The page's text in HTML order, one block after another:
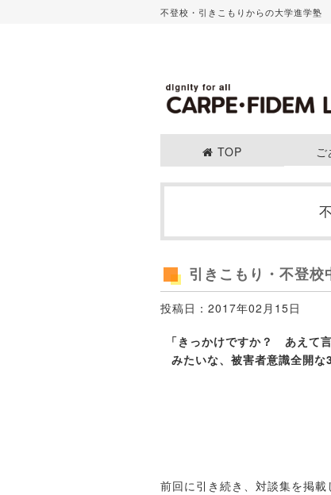
不登校・引きこもりからの大学進学塾
TOP ご
引きこもり・不登
投稿日：2017年02月15日
「きっかけですか？ あえて
みたいな、被害者意識全開な
前回に引き続き、対談集を掲載